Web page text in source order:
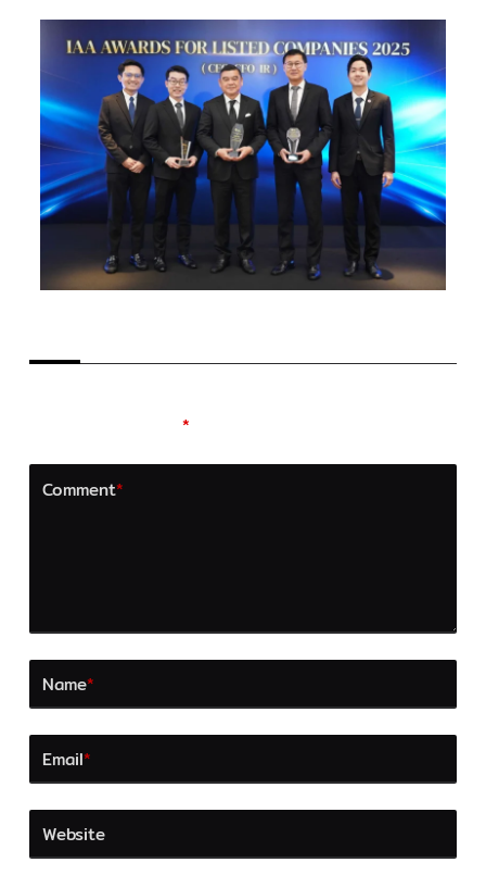
*
Comment*
Name*
Email*
Website